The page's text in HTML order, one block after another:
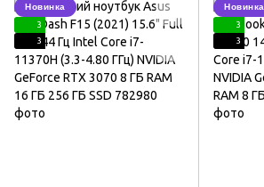
Новинка
3
3
Новинка
3
3